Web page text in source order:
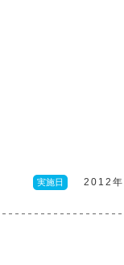
実施日 2012